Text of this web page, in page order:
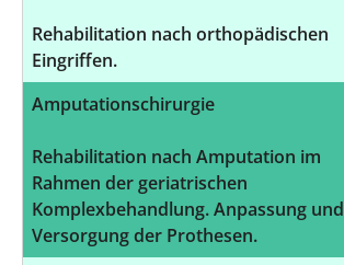
Rehabilitation nach orthopädischen
Eingriffen.
Amputationschirurgie
Rehabilitation nach Amputation im
Rahmen der geriatrischen
Komplexbehandlung. Anpassung und
Versorgung der Prothesen.